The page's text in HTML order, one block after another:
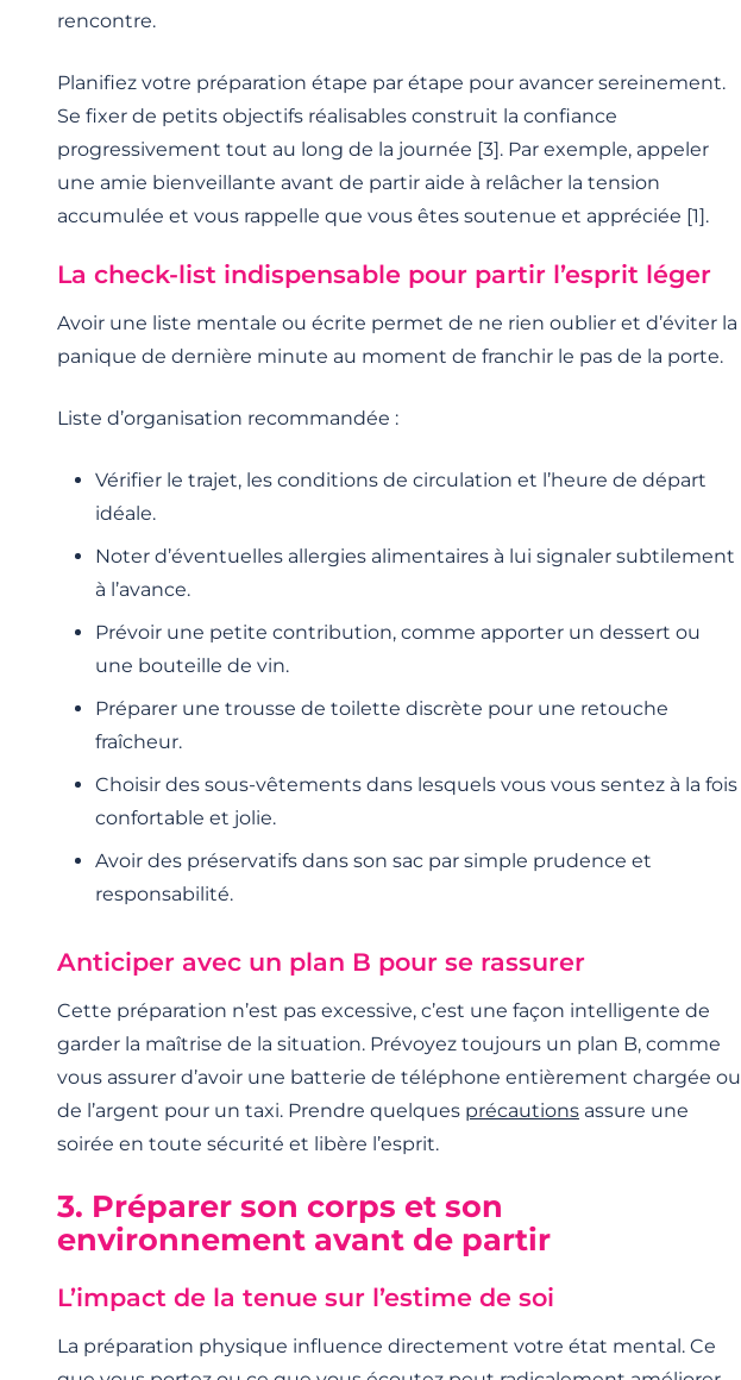
rencontre.
Planifiez votre préparation étape par étape pour avancer sereinement.
Se fixer de petits objectifs réalisables construit la confiance
progressivement tout au long de la journée [3]. Par exemple, appeler
une amie bienveillante avant de partir aide à relâcher la tension
accumulée et vous rappelle que vous êtes soutenue et appréciée [1].
La check-list indispensable pour partir l’esprit léger
Avoir une liste mentale ou écrite permet de ne rien oublier et d’éviter la
panique de dernière minute au moment de franchir le pas de la porte.
Liste d’organisation recommandée :
Vérifier le trajet, les conditions de circulation et l’heure de départ
idéale.
Noter d’éventuelles allergies alimentaires à lui signaler subtilement
à l’avance.
Prévoir une petite contribution, comme apporter un dessert ou
une bouteille de vin.
Préparer une trousse de toilette discrète pour une retouche
fraîcheur.
Choisir des sous-vêtements dans lesquels vous vous sentez à la fois
confortable et jolie.
Avoir des préservatifs dans son sac par simple prudence et
responsabilité.
Anticiper avec un plan B pour se rassurer
Cette préparation n’est pas excessive, c’est une façon intelligente de
garder la maîtrise de la situation. Prévoyez toujours un plan B, comme
vous assurer d’avoir une batterie de téléphone entièrement chargée ou
de l’argent pour un taxi. Prendre quelques précautions assure une
soirée en toute sécurité et libère l’esprit.
3. Préparer son corps et son
environnement avant de partir
L’impact de la tenue sur l’estime de soi
La préparation physique influence directement votre état mental. Ce